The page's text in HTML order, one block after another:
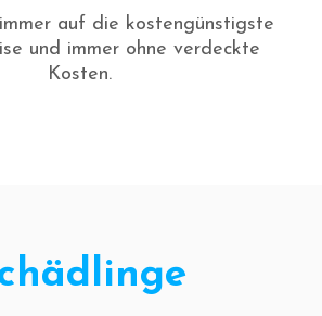
auf die kostengünstigste
und immer ohne verdeckte
Kosten.